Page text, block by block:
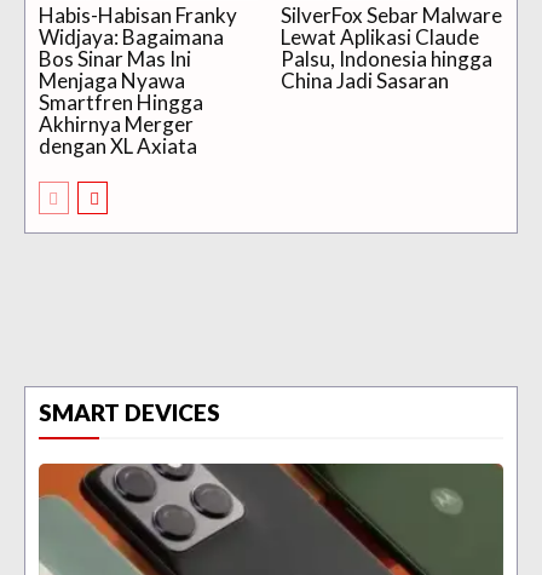
Habis-Habisan Franky
Widjaya: Bagaimana
Bos Sinar Mas Ini
Menjaga Nyawa
Smartfren Hingga
Akhirnya Merger
dengan XL Axiata
SilverFox Sebar Malware
Lewat Aplikasi Claude
Palsu, Indonesia hingga
China Jadi Sasaran
SMART DEVICES